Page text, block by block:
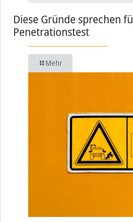
Diese Gründe sprechen
Penetrationstest
Mehr